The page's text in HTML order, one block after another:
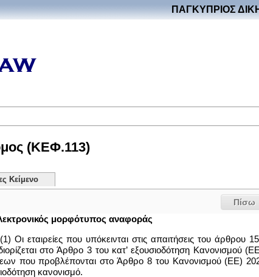
ΠΑΓΚΥΠΡΙΟΣ
(ΚΕΦ.113)
Κείμενο
Πίσω
μορφότυπος αναφοράς
Οι εταιρείες που υπόκεινται στις απαιτήσεις του
στο Άρθρο 3 του κατ’ εξουσιοδότηση Κανονισμού
που προβλέπονται στο Άρθρο 8 του Κανονισμού (ΕΕ)
κανονισμό.